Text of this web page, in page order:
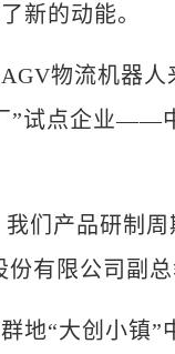
新的动能。
物流机器人
试点企业——
们产品研制周
份有限公司副
“大创小镇”